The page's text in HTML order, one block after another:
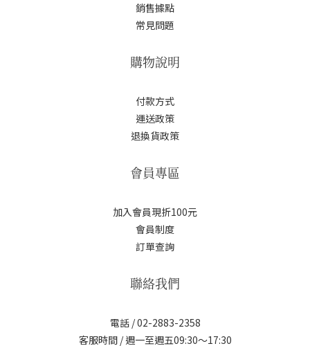
銷售據點
常見問題
購物說明
付款方式
運送政策
退換貨政策
會員專區
加入會員現折100元
會員制度
訂單查詢
聯絡我們
電話 / 02-2883-2358
客服時間 / 週一至週五09:30～17:30